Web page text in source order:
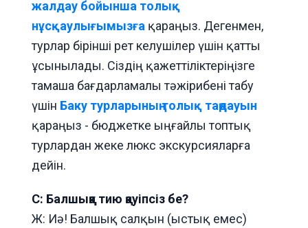
жалдау бойынша толық
нұсқаулығымызға қараңыз. Дегенмен,
турлар бірінші рет келушілер үшін қатты
ұсынылады. Сіздің қажеттіліктеріңізге
тамаша бағдарламалы тәжірибені табу
үшін Баку турларының толық таңдауын
қараңыз - бюджетке ыңғайлы топтық
турлардан жеке люкс экскурсияларға
дейін.
С: Балшыққа тию қауіпсіз бе?
Ж: Иә! Балшық салқын (ыстық емес)